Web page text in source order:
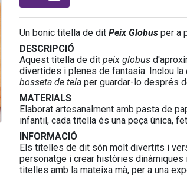
Un bonic titella de dit Peix Globusper a
DESCRIPCIÓ
Aquest titella de dit peix globus
divertides i plenes de fantasia. Inclou la
bosseta de telaper guardar-lo després
MATERIALS
Elaborat artesanalment amb pasta de
infantil, cada titella és una peça única,
INFORMACIÓ
Els titelles de dit són molt divertits i
personatge i crear històries
titelles amb la mateixa mà, per a una